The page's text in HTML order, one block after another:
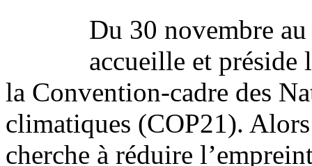
Du 30 novembre
accueille et préside
la Convention-cadre des
climatiques (COP21).
cherche à réduire